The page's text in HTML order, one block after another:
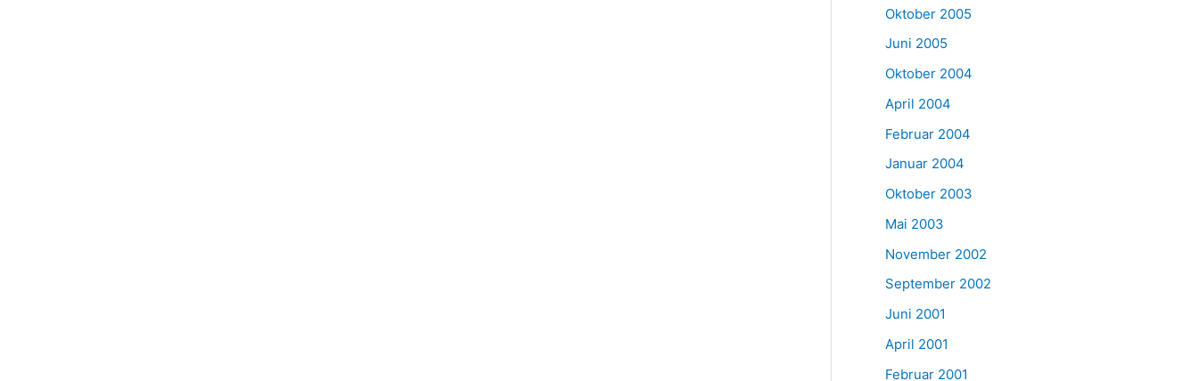
Oktober 2005
Juni 2005
Oktober 2004
April 2004
Februar 2004
Januar 2004
Oktober 2003
Mai 2003
November 2002
September 2002
Juni 2001
April 2001
Februar 2001